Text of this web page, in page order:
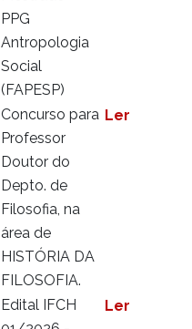
PPG
Antropologia
Social
(FAPESP)
Concurso para
Professor
Doutor do
Depto. de
Filosofia, na
área de
HISTÓRIA DA
FILOSOFIA.
Ler mais
Edital IFCH
Ler mais